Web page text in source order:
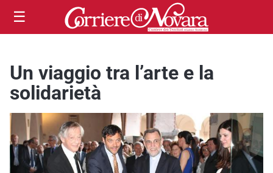
☰
Un viaggio tra l’arte e la
solidarietà